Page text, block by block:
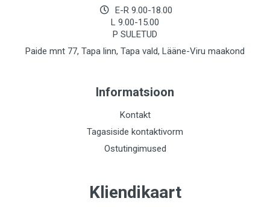
E-R 9.00-18.00
L 9.00-15.00
P SULETUD
Paide mnt 77, Tapa linn, Tapa vald, Lääne-Viru maakond
Informatsioon
Kontakt
Tagasiside kontaktivorm
Ostutingimused
Kliendikaart